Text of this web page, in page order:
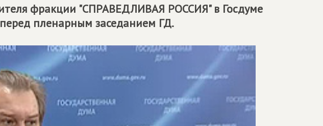
фракции "СПРАВЕДЛИВАЯ РОССИЯ" в Госдуме
пленарным заседанием ГД.